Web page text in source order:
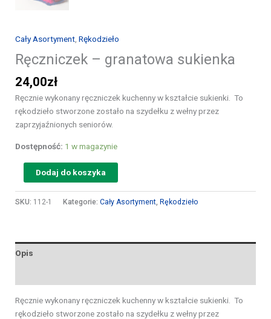
Cały Asortyment Rękodzieło
Ręczniczek – granatowa sukienka
24,00zł
Ręcznie wykonany ręczniczek kuchenny w kształcie sukienki. To
rękodzieło stworzone zostało na szydełku z wełny przez
zaprzyjaźnionych seniorów.
Dostępność: 1 w magazynie
Dodaj do koszyka
SKU: 112-1 Kategorie: Cały Asortyment, Rękodzieło
Opis
Ręcznie wykonany ręczniczek kuchenny w kształcie sukienki. To
rękodzieło stworzone zostało na szydełku z wełny przez